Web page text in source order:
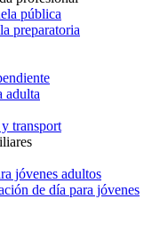
pública
preparatoria
adulta
transport
jóvenes adultos
de día para jóvenes